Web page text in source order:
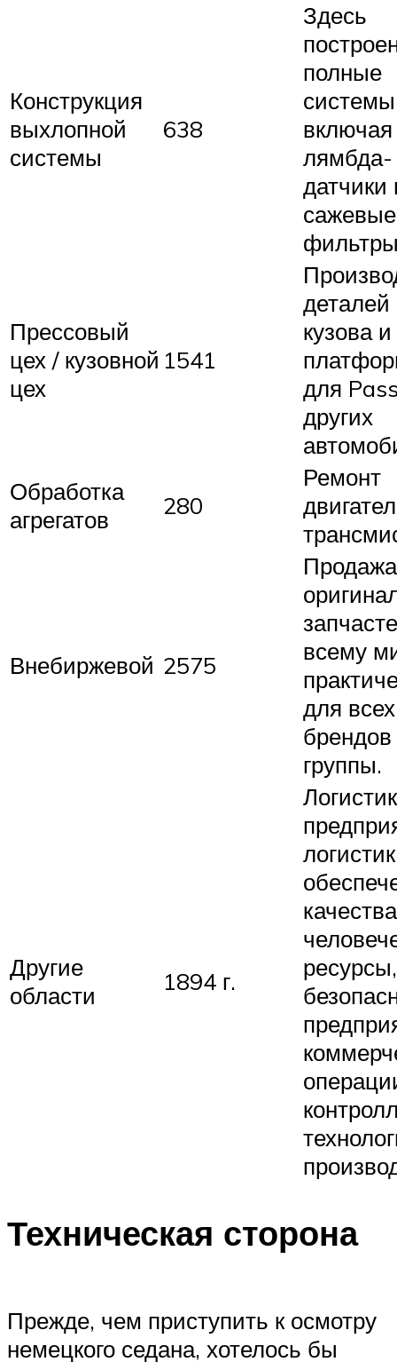
Конструкция
выхлопной
системы
638
Здесь
полные
включая
лямбда-
датчики
сажевые
Прессовый
цех / кузовной
цех
1541
деталей
кузова и
для
других
Обработка
агрегатов
280
Ремонт
Внебиржевой 2575
Продажа
всему
для всех
брендов
группы.
Другие
области
1894 г.
ресурсы,
Техническая сторона
Прежде, чем приступить к осмотру
немецкого седана, хотелось бы